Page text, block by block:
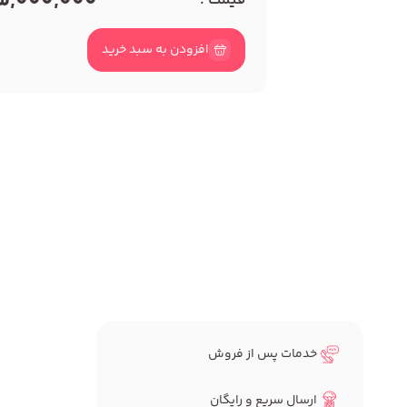
افزودن به سبد خرید
خدمات پس از فروش
ارسال سریع و رایگان